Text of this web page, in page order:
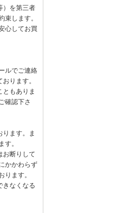
）を第三者
します。
心してお買
ルでご連絡
ります。
もありま
確認下さ
ります。ま
す。
お断りして
かかわらず
ます。
きなくなる